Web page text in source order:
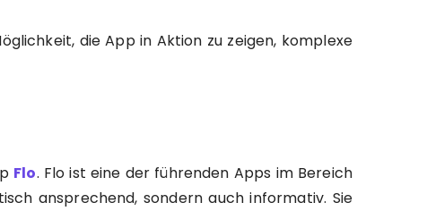
die App in Aktion zu zeigen, komplexe
Flo. Flo ist eine der führenden Apps im Bereich
ansprechend, sondern auch informativ. Sie